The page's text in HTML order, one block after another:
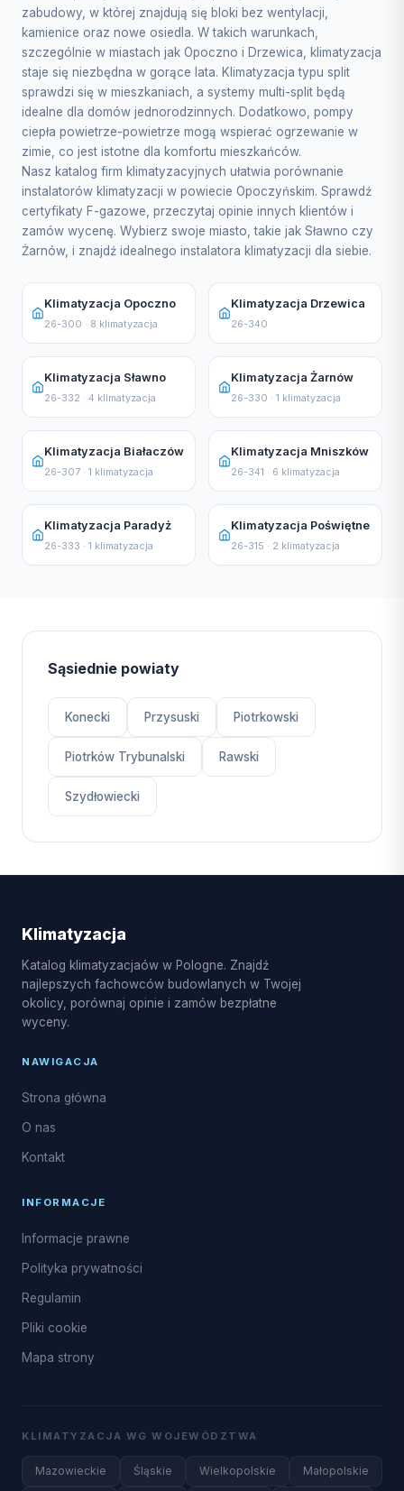
zabudowy, w której znajdują się bloki bez wentylacji,
kamienice oraz nowe osiedla. W takich warunkach,
szczególnie w miastach jak Opoczno i Drzewica, klimatyzacja
staje się niezbędna w gorące lata. Klimatyzacja typu split
sprawdzi się w mieszkaniach, a systemy multi-split będą
idealne dla domów jednorodzinnych. Dodatkowo, pompy
ciepła powietrze-powietrze mogą wspierać ogrzewanie w
zimie, co jest istotne dla komfortu mieszkańców.
Nasz katalog firm klimatyzacyjnych ułatwia porównanie
instalatorów klimatyzacji w powiecie Opoczyńskim. Sprawdź
certyfikaty F-gazowe, przeczytaj opinie innych klientów i
zamów wycenę. Wybierz swoje miasto, takie jak Sławno czy
Żarnów, i znajdź idealnego instalatora klimatyzacji dla siebie.
Klimatyzacja Opoczno
26-300 · 8 klimatyzacja
Klimatyzacja Drzewica
26-340
Klimatyzacja Sławno
26-332 · 4 klimatyzacja
Klimatyzacja Żarnów
26-330 · 1 klimatyzacja
Klimatyzacja Białaczów
26-307 · 1 klimatyzacja
Klimatyzacja Mniszków
26-341 · 6 klimatyzacja
Klimatyzacja Paradyż
26-333 · 1 klimatyzacja
Klimatyzacja Poświętne
26-315 · 2 klimatyzacja
Sąsiednie powiaty
Konecki Przysuski Piotrkowski
Piotrków Trybunalski Rawski
Szydłowiecki
Klimatyzacja
Katalog klimatyzacjaów w Pologne. Znajdź
najlepszych fachowców budowlanych w Twojej
okolicy, porównaj opinie i zamów bezpłatne
wyceny.
NAWIGACJA
Strona główna
O nas
Kontakt
INFORMACJE
Informacje prawne
Polityka prywatności
Regulamin
Pliki cookie
Mapa strony
KLIMATYZACJA WG WOJEWÓDZTWA
Mazowieckie Śląskie Wielkopolskie Małopolskie